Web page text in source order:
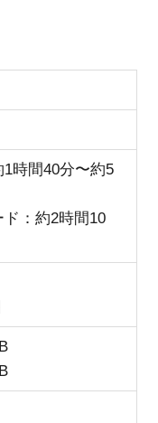
1時間40分〜約5
ド：約2時間10